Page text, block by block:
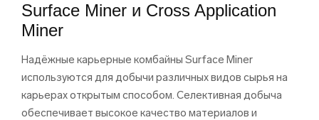
Surface Miner и Cross Application
Miner
Надёжные карьерные комбайны Surface Miner
используются для добычи различных видов сырья на
карьерах открытым способом. Селективная добыча
обеспечивает высокое качество материалов и